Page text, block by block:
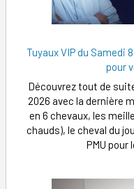
Tuyaux VIP du Samedi
pour
Découvrez tout de
2026 avec la dernière
en 6 chevaux, les
chauds), le cheval du
PMU pour